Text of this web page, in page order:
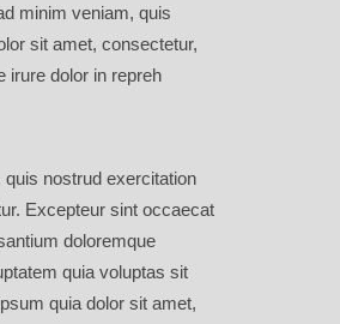
minim veniam, quis
sit amet, consectetur,
irure dolor in repreh
nostrud exercitation
Excepteur sint occaecat
doloremque
quia voluptas sit
quia dolor sit amet,